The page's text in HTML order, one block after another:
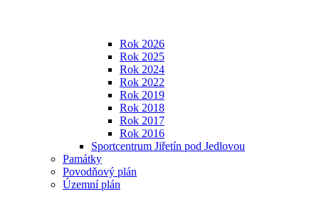
Rok 2026
Rok 2025
Rok 2024
Rok 2022
Rok 2019
Rok 2018
Rok 2017
Rok 2016
Sportcentrum Jiřetín pod Jedlovou
Památky
Povodňový plán
Územní plán